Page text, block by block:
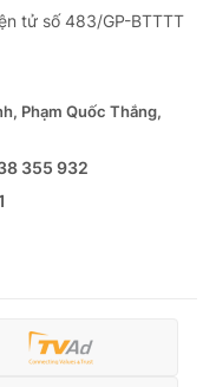
Việt
bằng AI
tử số 483/GP-BTTTT
Phạm Quốc Thắng,
355 932